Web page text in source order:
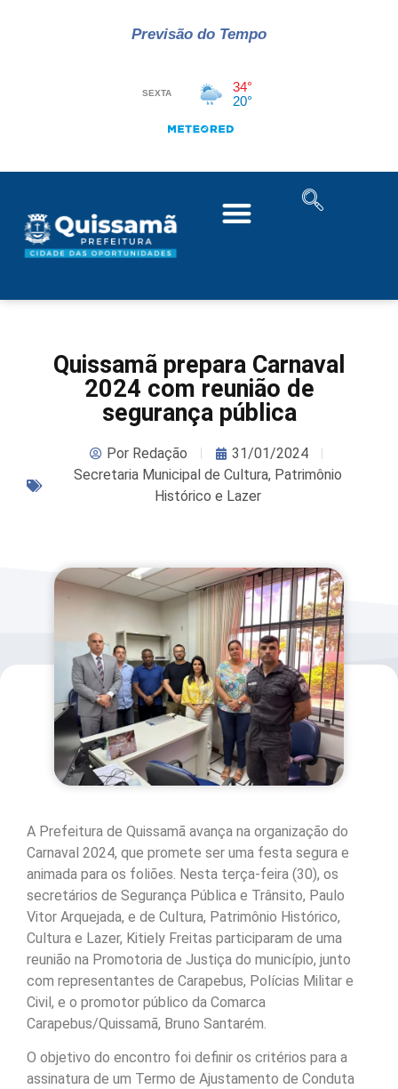
Previsão do Tempo
Quissamã prepara Carnaval
2024 com reunião de
segurança pública
PorRedação
31/01/2024
Secretaria Municipal de Cultura, Patrimônio
Histórico e Lazer
A Prefeitura de Quissamã avança na organização do
Carnaval 2024, que promete ser uma festa segura e
animada para os foliões. Nesta terça-feira (30), os
secretários de Segurança Pública e Trânsito, Paulo
Vitor Arquejada, e de Cultura, Patrimônio Histórico,
Cultura e Lazer, Kitiely Freitas participaram de uma
reunião na Promotoria de Justiça do município, junto
com representantes de Carapebus, Polícias Militar e
Civil, e o promotor público da Comarca
Carapebus/Quissamã, Bruno Santarém.
O objetivo do encontro foi definir os critérios para a
assinatura de um Termo de Ajustamento de Conduta